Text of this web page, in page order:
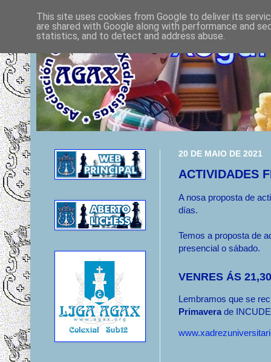
20 DE MAIO DE 2021
ACTIVIDADES
A nosa proposta de
días.
Temos a proposta de
presencial o sábado.
VENRES ÁS 21,30
Lembramos que se
Primaverade
This site uses cookies from Google to deliver its
are shared with Google along with performance and
statistics, and to detect and address abuse.